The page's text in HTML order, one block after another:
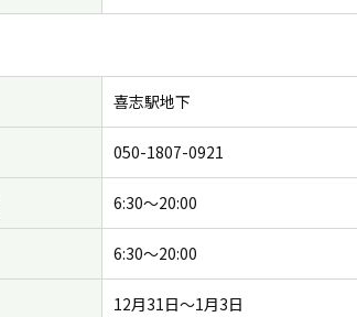
喜志駅地下
050-1807-0921
6:30〜20:00
6:30〜20:00
12月31日〜1月3日